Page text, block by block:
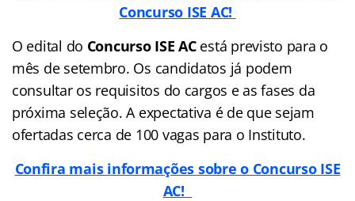
Concurso ISE AC!
O edital do Concurso ISE ACestá previsto para o
mês de setembro. Os candidatos já podem
consultar os requisitos do cargos e as fases da
próxima seleção. A expectativa é de que sejam
ofertadas cerca de 100 vagas para o Instituto.
Confira mais informações sobre o Concurso ISE
AC!